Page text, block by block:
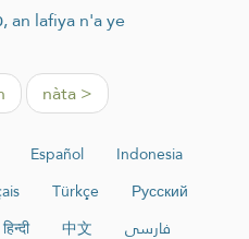
an lafiya n'a ye
nàta >
Español
Indonesia
Türkçe
Русский
हिन्दी 中文
فارسی